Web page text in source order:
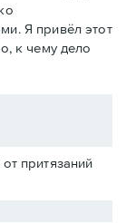
Я привёл этот
к чему дело
притязаний